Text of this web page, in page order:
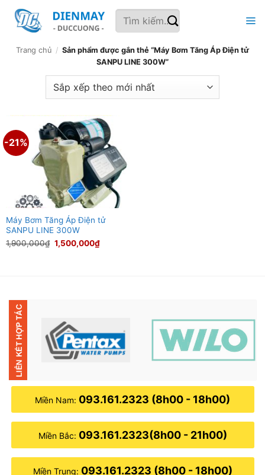
qua
dung
Tìm
kiếm:
Trang chủ / Sản phẩm được gắn thẻ “Máy Bơm Tăng Áp Điện tử
SANPU LINE 300W”
-21%
Máy Bơm Tăng Áp Điện tử
SANPU LINE 300W
1,900,000₫ Giá
gốc
1,500,000₫Giá
Miền Nam: 093.161.2323 (8h00 - 18h00)
Miền Bắc: 093.161.2323(8h00 - 21h00)
Miền Trung: 093.161.2323 (8h00 - 18h00)